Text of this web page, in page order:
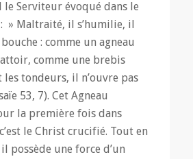
Serviteur évoqué dans le
: » Maltraité, il s’humilie, il
: comme un agneau
comme une brebis
tondeurs, il n’ouvre pas
53, 7). Cet Agneau
la première fois dans
le Christ crucifié. Tout en
possède une force d’un